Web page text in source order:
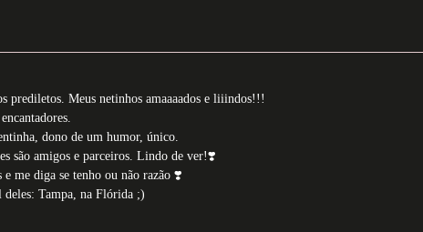
prediletos. Meus netinhos amaaaados e liiindos!!!
dono de um humor, único.
são amigos e parceiros. Lindo de ver!❣️
me diga se tenho ou não razão ❣️
Tampa, na Flórida ;)